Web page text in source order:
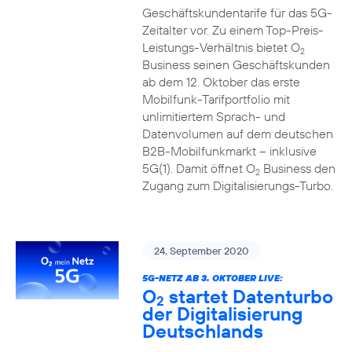
Geschäftskundentarife für das 5G-
Zeitalter vor. Zu einem Top-Preis-
Leistungs-Verhältnis bietet O2
Business seinen Geschäftskunden
ab dem 12. Oktober das erste
Mobilfunk-Tarifportfolio mit
unlimitiertem Sprach- und
Datenvolumen auf dem deutschen
B2B-Mobilfunkmarkt – inklusive
5G(1). Damit öffnet O2Business den
Zugang zum Digitalisierungs-Turbo.
24. September 2020
5G-NETZ AB 3. OKTOBER LIVE:
O2 startet Datenturbo
der Digitalisierung
Deutschlands